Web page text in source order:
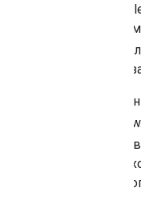
API
чтобы
вам